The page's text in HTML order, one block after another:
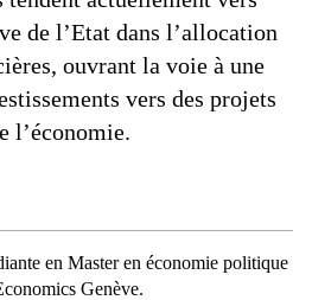
de l’Etat dans l’allocation
ouvrant la voie à une
vers des projets
l’économie.
en Master en économie politique
Genève.